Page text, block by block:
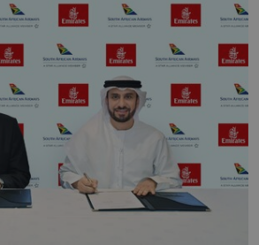
se však podívat